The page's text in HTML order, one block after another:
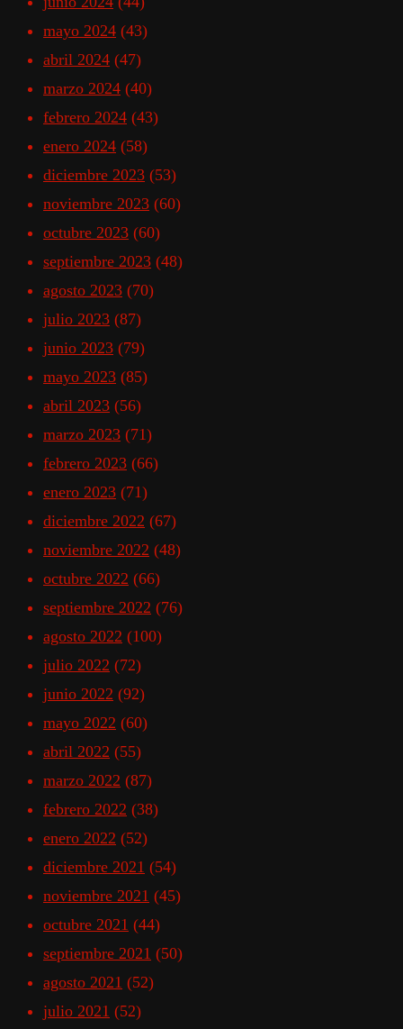
mayo 2024 (43)
abril 2024 (47)
marzo 2024 (40)
febrero 2024 (43)
enero 2024 (58)
diciembre 2023 (53)
noviembre 2023 (60)
octubre 2023 (60)
septiembre 2023 (48)
agosto 2023 (70)
julio 2023 (87)
junio 2023 (79)
mayo 2023 (85)
abril 2023 (56)
marzo 2023 (71)
febrero 2023 (66)
enero 2023 (71)
diciembre 2022 (67)
noviembre 2022 (48)
octubre 2022 (66)
septiembre 2022 (76)
agosto 2022 (100)
julio 2022 (72)
junio 2022 (92)
mayo 2022 (60)
abril 2022 (55)
marzo 2022 (87)
febrero 2022 (38)
enero 2022 (52)
diciembre 2021 (54)
noviembre 2021 (45)
octubre 2021 (44)
septiembre 2021 (50)
agosto 2021 (52)
julio 2021 (52)